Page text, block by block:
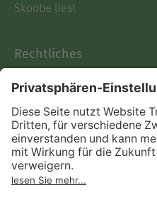
Skoobe liest
Rechtliches
AGB
Informationen nach Data
Act
Verträge hier kündigen
Impressum